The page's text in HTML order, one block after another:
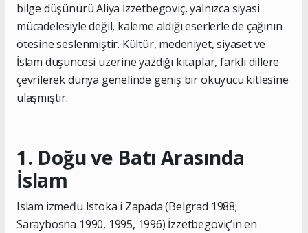
bilge düşünürü Aliya İzzetbegoviç, yalnızca siyasi
mücadelesiyle değil, kaleme aldığı eserlerle de çağının
ötesine seslenmiştir. Kültür, medeniyet, siyaset ve
İslam düşüncesi üzerine yazdığı kitaplar, farklı dillere
çevrilerek dünya genelinde geniş bir okuyucu kitlesine
ulaşmıştır.
1. Doğu ve Batı Arasında
İslam
Islam između Istoka i Zapada (Belgrad 1988;
Saraybosna 1990, 1995, 1996) İzzetbegoviç’in en